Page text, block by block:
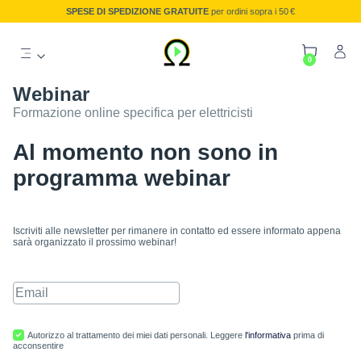
SPESE DI SPEDIZIONE GRATUITE per ordini sopra i 50 €
0
Webinar
Formazione online specifica per elettricisti
Al momento non sono in
programma webinar
Iscriviti alle newsletter per rimanere in contatto ed essere informato appena
sarà organizzato il prossimo webinar!
Autorizzo al trattamento dei miei dati personali. Leggere l'informativa prima di
acconsentire